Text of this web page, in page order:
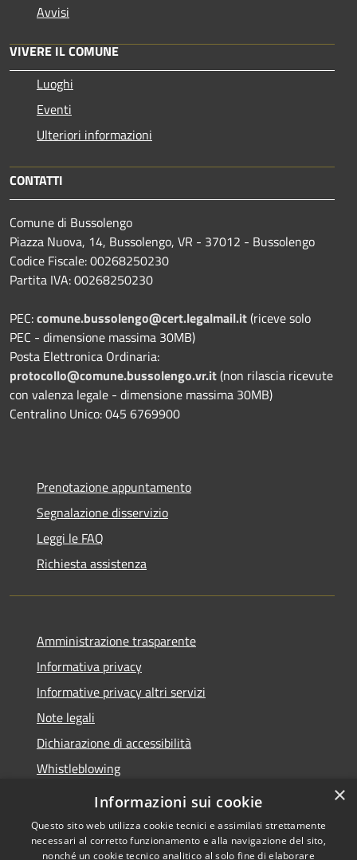
Avvisi
VIVERE IL COMUNE
Luoghi
Eventi
Ulteriori informazioni
CONTATTI
Comune di Bussolengo
Piazza Nuova, 14, Bussolengo, VR - 37012 - Bussolengo
Codice Fiscale: 00268250230
Partita IVA: 00268250230
PEC:comune.bussolengo@cert.legalmail.it(riceve solo
PEC - dimensione massima 30MB)
Posta Elettronica Ordinaria:
protocollo@comune.bussolengo.vr.it(non rilascia ricevute
con valenza legale - dimensione massima 30MB)
Centralino Unico: 045 6769900
Prenotazione appuntamento
Segnalazione disservizio
Leggi le FAQ
Richiesta assistenza
Amministrazione trasparente
Informativa privacy
Informative privacy altri servizi
Note legali
Dichiarazione di accessibilità
Whistleblowing
RSS
Copyright © 2026 • Comune di
×
Informazioni sui cookie
Questo sito web utilizza cookie tecnici e assimilati strettamente
necessari al corretto funzionamento e alla navigazione del sito,
nonché un cookie tecnico analitico al solo fine di elaborare